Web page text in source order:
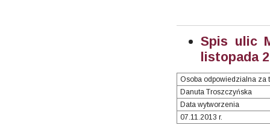
Spis ulic
listopada
Osoba odpowiedzialna za
Danuta Troszczyńska
Data wytworzenia
07.11.2013 r.